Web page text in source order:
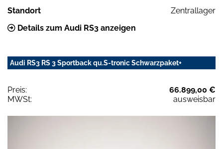
Standort
Zentrallager
Details zum Audi RS3 anzeigen
Audi RS3 RS 3 Sportback qu.S-tronic Schwarzpaket+
Preis:
66.899,00 €
MWSt:
ausweisbar